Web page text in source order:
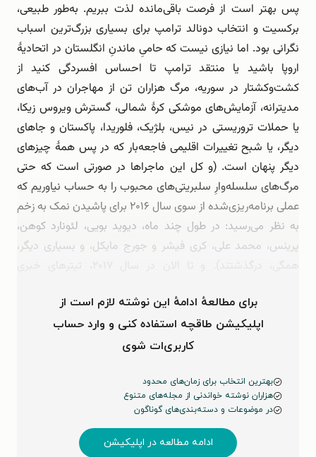
پس بهتر است از فرصت باقی‌مانده لذت ببریم. به‌طور طبیعی،
برکسیت و انتخاب دونالد ترامپ برای بسیاری بزرگ‌ترین اسباب
نگرانی بود. اما نیازی نیست که حامیِ ماندنِ انگلستان در اتحادیۀ
اروپا باشید یا منتقد ترامپ تا احساس افسردگی کنید از
کشت‌و‌کشتار در سوریه، مرگ هزاران تن از مهاجران در آب‌های
مدیترانه، آزمایش‌های موشکی کرۀ شمالی، گسترش ویروس زیکا،
یا حملات تروریستی در نیس، بلژیک، فلوریدا، پاکستان و جاهای
دیگر، یا شبح تغییرات اقلیمی فاجعه‌بار که در پس همۀ چیزهای
دیگر پنهان است. (و کل این ماجراها در صورتی است که حتی
مرگ‌های سلسله‌وارِ سلبریتی‌های محبوب را به حساب نیاوریم که
عملی برنامه‌ریزی‌شده از سوی سال ۲۰۱۶ برای پاشیدن نمک به زخم
به نظر می‌رسید: در طول چند ماه، دیوید بویی، لئونارد کوهن،
پرینس، محمد علی، کری فیشر و جورج مایکل، و بسیاری دیگر،
برای مطالعهٔ ادامهٔ این نوشته لازم است از
اپلیکیشن طاقچه استفاده کنی و وارد حساب
کاربری‌ات شوی
بهترین انتخاب برای زمان‌های محدود
هزاران نوشته خواندنی از مجله‌های متنوع
در موضوعات و دسته‌بندی‌های گوناگون
ادامه مطالعه در اپلیکیشن